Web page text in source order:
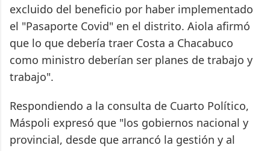
excluido del beneficio por haber implementado
el "Pasaporte Covid" en el distrito. Aiola afirmó
que lo que debería traer Costa a Chacabuco
como ministro deberían ser planes de trabajo y
trabajo".
Respondiendo a la consulta de Cuarto Político,
Máspoli expresó que "los gobiernos nacional y
provincial, desde que arrancó la gestión y al